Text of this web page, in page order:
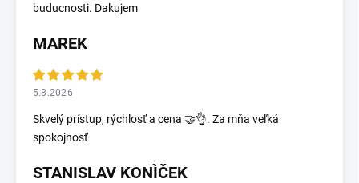
buducnosti. Dakujem
MAREK
5.8.2026
Skvelý prístup, rýchlosť a cena 🤝👌. Za mňa veľká
spokojnosť
STANISLAV KONÌČEK